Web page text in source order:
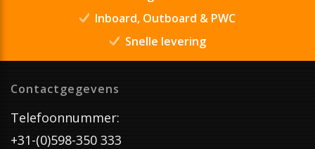
Inboard, Outboard & PWC
Snelle levering
Contactgegevens
Telefoonnummer:
+31-(0)598-350 333